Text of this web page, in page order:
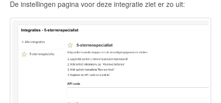
De instellingen pagina voor deze integratie ziet er zo uit: